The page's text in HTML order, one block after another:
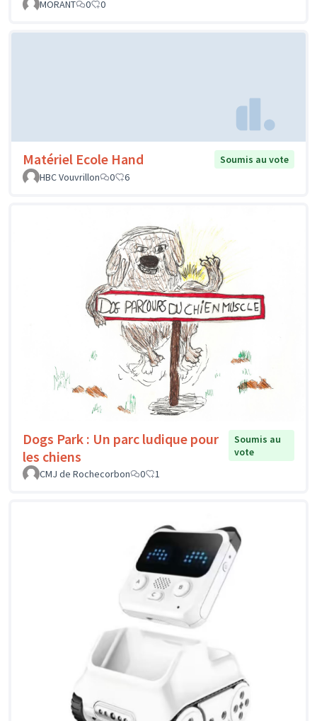
MORANT 0 0
Matériel Ecole Hand
Soumis au vote
HBC Vouvrillon
0 6
Dogs Park : Un parc ludique pour
les chiens
Soumis au
vote
CMJ de Rochecorbon
0 1